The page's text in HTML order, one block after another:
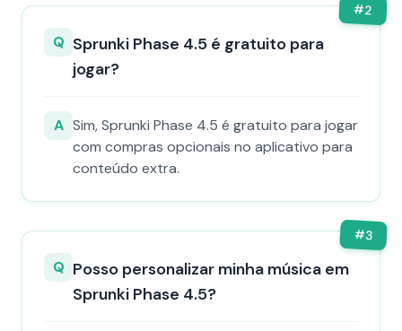
#2
Q Sprunki Phase 4.5 é gratuito para
jogar?
A Sim, Sprunki Phase 4.5 é gratuito para jogar
com compras opcionais no aplicativo para
conteúdo extra.
#3
Q Posso personalizar minha música em
Sprunki Phase 4.5?